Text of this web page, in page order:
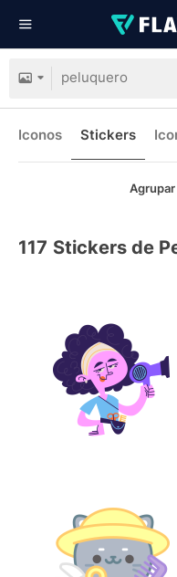
Iconos Stickers
117 Stickers de